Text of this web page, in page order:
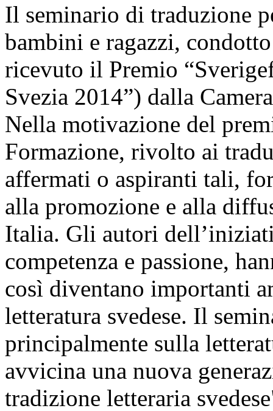
Il seminario di traduzione
bambini e ragazzi,
ricevuto il Premio
Svezia 2014”) dalla
Nella motivazione del
Formazione, rivolto ai
affermati o aspiranti tali,
alla promozione e alla
Italia. Gli autori
competenza e passione,
così diventano importanti
letteratura svedese. Il
principalmente sulla
avvicina una nuova
tradizione letteraria